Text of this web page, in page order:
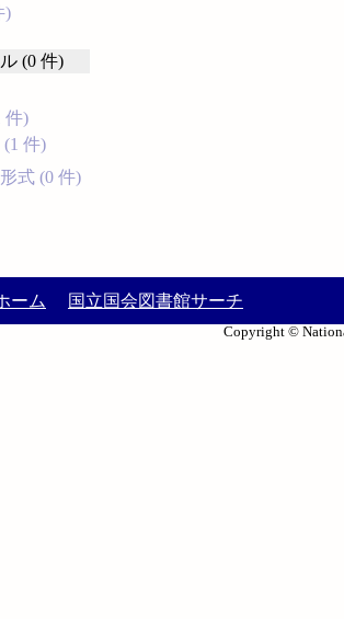
)
(0 件)
件)
件)
式 (0 件)
ーム 国立国会図書館サーチ
Copyright ©